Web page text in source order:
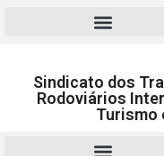
Sindicato dos
Rodoviários
Turismo